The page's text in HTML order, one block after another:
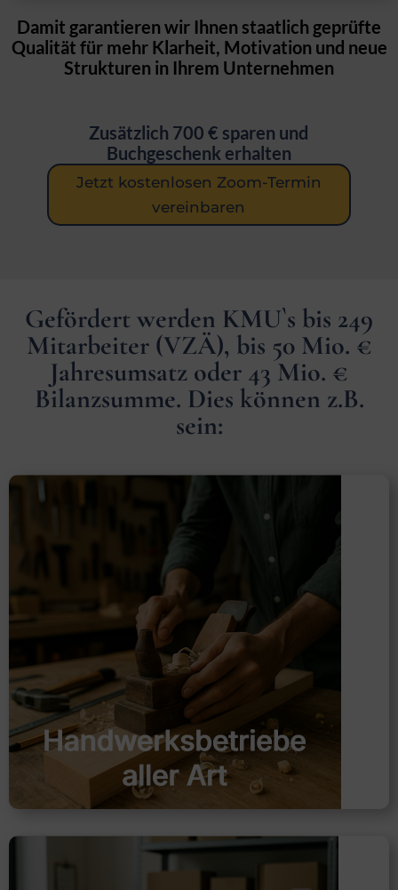
Damit garantieren wir Ihnen staatlich geprüfte
Qualität für mehr Klarheit, Motivation und neue
Strukturen in Ihrem Unternehmen
Zusätzlich 700 € sparen und
Buchgeschenk erhalten
Jetzt kostenlosen Zoom-Termin
vereinbaren
Gefördert werden KMU`s bis 249
Mitarbeiter (VZÄ), bis 50 Mio. €
Jahresumsatz oder 43 Mio. €
Bilanzsumme. Dies können z.B.
sein: